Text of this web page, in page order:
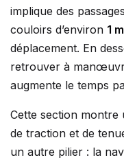
implique des
couloirs d’environ 1 m
déplacement. En
retrouver à
augmente le temps
Cette section
de traction et de
un autre pilier : la